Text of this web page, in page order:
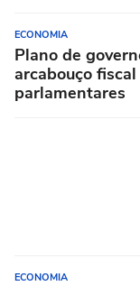
ECONOMIA
Plano de
arcabouço
parlamentares
ECONOMIA